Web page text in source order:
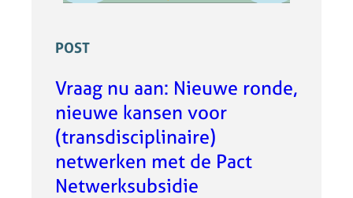
POST
Vraag nu aan: Nieuwe ronde,
nieuwe kansen voor
(transdisciplinaire)
netwerken met de Pact
Netwerksubsidie